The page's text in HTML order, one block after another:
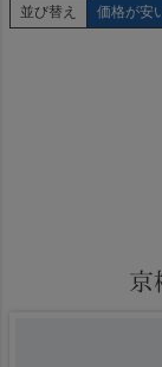
並び替え 価格が安
京